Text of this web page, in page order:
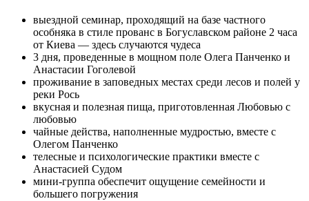
выездной семинар, проходящий на базе частного
особняка в стиле прованс в Богуславском районе 2 часа
от Киева — здесь случаются чудеса
3 дня, проведенные в мощном поле Олега Панченко и
Анастасии Гоголевой
проживание в заповедных местах среди лесов и полей у
реки Рось
вкусная и полезная пища, приготовленная Любовью с
любовью
чайные действа, наполненные мудростью, вместе с
Олегом Панченко
телесные и психологические практики вместе с
Анастасией Судом
мини-группа обеспечит ощущение семейности и
большего погружения